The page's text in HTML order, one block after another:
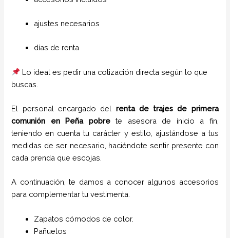
ajustes necesarios
días de renta
Lo ideal es pedir una cotización directa según lo que
buscas.
El personal encargado del renta de trajes de primera
comunión enPeña pobrete asesora de inicio a fin,
teniendo en cuenta tu carácter y estilo, ajustándose a tus
medidas de ser necesario, haciéndote sentir presente con
cada prenda que escojas.
A continuación, te damos a conocer algunos accesorios
para complementar tu vestimenta.
Zapatos cómodos de color.
Pañuelos